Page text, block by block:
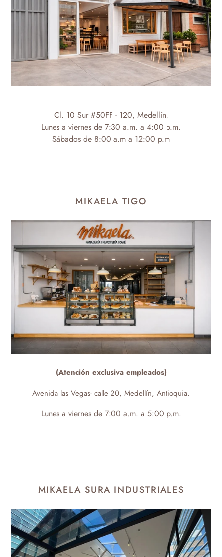
Cl. 10 Sur #50FF - 120, Medellín.
Lunes a viernes de 7:30 a.m. a 4:00 p.m.
Sábados de 8:00 a.m a 12:00 p.m
MIKAELA TIGO
(Atención exclusiva empleados)
Avenida las Vegas- calle 20, Medellín, Antioquia.
Lunes a viernes de 7:00 a.m. a 5:00 p.m.
MIKAELA SURA INDUSTRIALES